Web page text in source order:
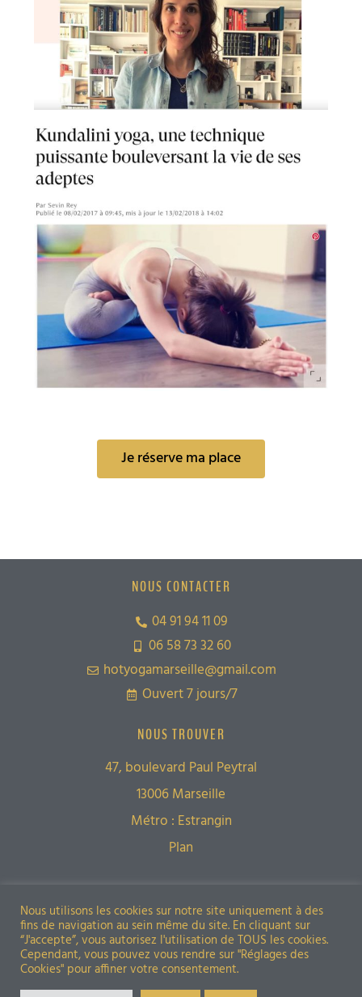
Je réserve ma place
NOUS CONTACTER
04 91 94 11 09
06 58 73 32 60
hotyogamarseille@gmail.com
Ouvert 7 jours/7
NOUS TROUVER
47, boulevard Paul Peytral
13006 Marseille
Métro : Estrangin
Plan
Politique de confidentialité
Nous utilisons les cookies sur notre site uniquement à des
fins de navigation au sein même du site. En cliquant sur
“J'accepte”, vous autorisez l'utilisation de TOUS les cookies.
Cependant, vous pouvez vous rendre sur "Réglages des
Cookies" pour affiner votre consentement.